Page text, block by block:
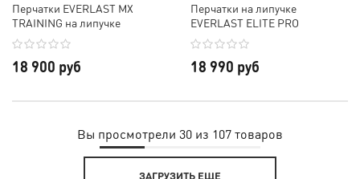
Перчатки EVERLAST MX
TRAINING на липучке
18 900 руб
Перчатки на липучке
EVERLAST ELITE PRO
18 990 руб
Вы просмотрели 30 из 107 товаров
ЗАГРУЗИТЬ ЕЩЕ